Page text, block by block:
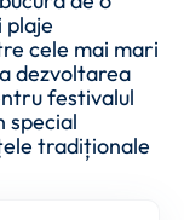
plaje
cele mai mari
dezvoltarea
festivalul
special
tradiționale